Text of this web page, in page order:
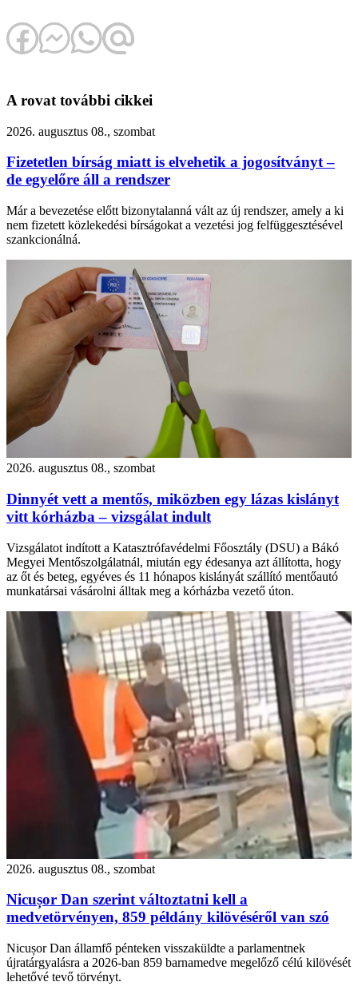
A rovat további cikkei
2026. augusztus 08., szombat
Fizetetlen bírság miatt is elvehetik a jogosítványt –
de egyelőre áll a rendszer
Már a bevezetése előtt bizonytalanná vált az új rendszer, amely a ki
nem fizetett közlekedési bírságokat a vezetési jog felfüggesztésével
szankcionálná.
2026. augusztus 08., szombat
Dinnyét vett a mentős, miközben egy lázas kislányt
vitt kórházba – vizsgálat indult
Vizsgálatot indított a Katasztrófavédelmi Főosztály (DSU) a Bákó
Megyei Mentőszolgálatnál, miután egy édesanya azt állította, hogy
az őt és beteg, egyéves és 11 hónapos kislányát szállító mentőautó
munkatársai vásárolni álltak meg a kórházba vezető úton.
2026. augusztus 08., szombat
Nicușor Dan szerint változtatni kell a
medvetörvényen, 859 példány kilövéséről van szó
Nicușor Dan államfő pénteken visszaküldte a parlamentnek
újratárgyalásra a 2026-ban 859 barnamedve megelőző célú kilövését
lehetővé tevő törvényt.